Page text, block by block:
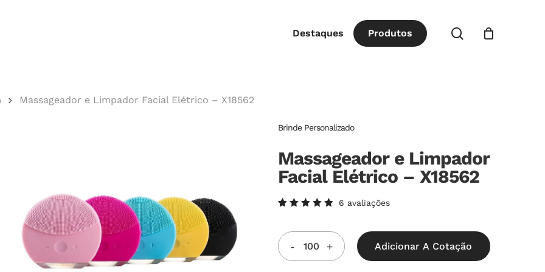
Destaques Produtos procurar
Massageador e Limpador Facial Elétrico – X18562
Brinde Personalizado
Massageador e Limpador
Facial Elétrico – X18562
5.00de
5, com
baseado
em
6 avaliações
Adicionar A Cotação